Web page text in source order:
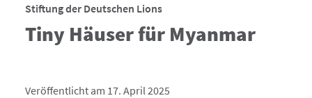
Stiftung der Deutschen Lions
Tiny Häuser für Myanmar
Veröffentlicht am 17. April 2025